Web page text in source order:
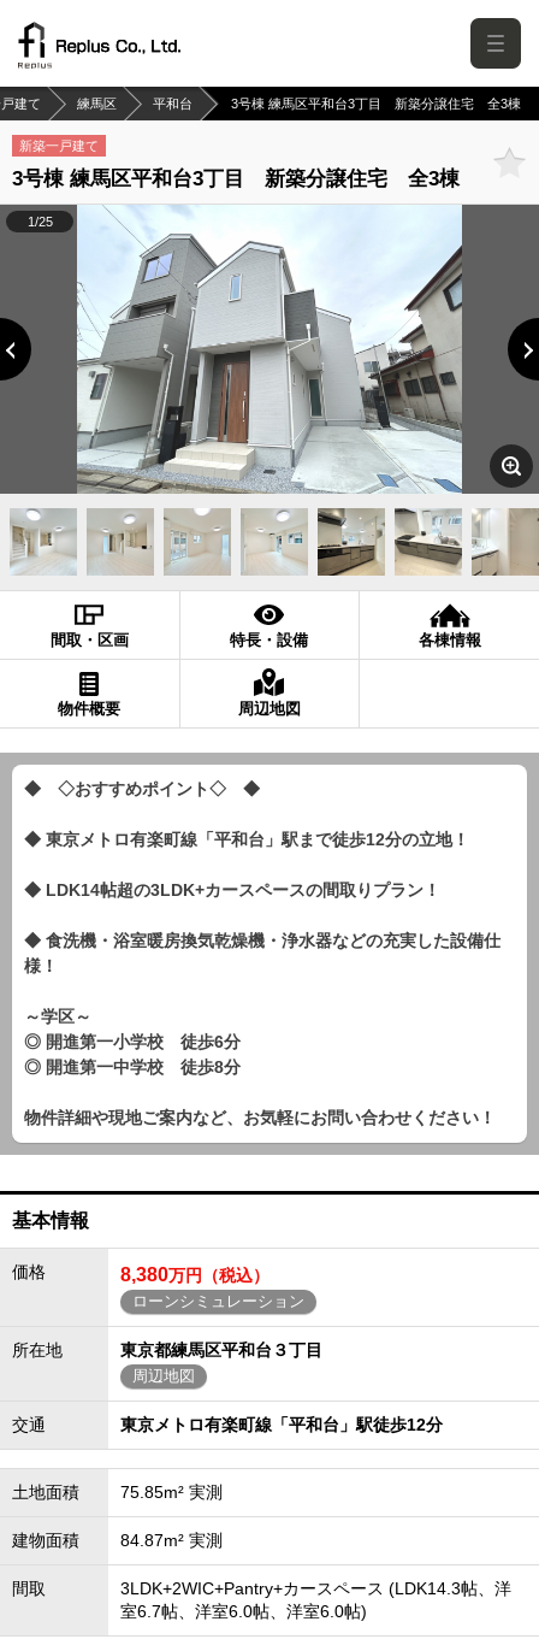
建て 練馬区 平和台 3号棟 練馬区平和台3丁目 新築分譲住宅 全3棟
新築一戸建て
3号棟 練馬区平和台3丁目 新築分譲住宅 全3棟
1/25
間取・区画 特長・設備 各棟情報
物件概要 周辺地図
◆ ◇おすすめポイント◇ ◆
◆ 東京メトロ有楽町線「平和台」駅まで徒歩12分の立地！
◆ LDK14帖超の3LDK+カースペースの間取りプラン！
◆ 食洗機・浴室暖房換気乾燥機・浄水器などの充実した設備仕
様！
～学区～
◎ 開進第一小学校 徒歩6分
◎ 開進第一中学校 徒歩8分
物件詳細や現地ご案内など、お気軽にお問い合わせください！
基本情報
価格 8,380万円（税込）
ローンシミュレーション
所在地 東京都練馬区平和台３丁目
周辺地図
交通 東京メトロ有楽町線「平和台」駅徒歩12分
土地面積 75.85m² 実測
建物面積 84.87m² 実測
間取
3LDK+2WIC+Pantry+カースペース (LDK14.3帖、洋
室6.7帖、洋室6.0帖、洋室6.0帖)